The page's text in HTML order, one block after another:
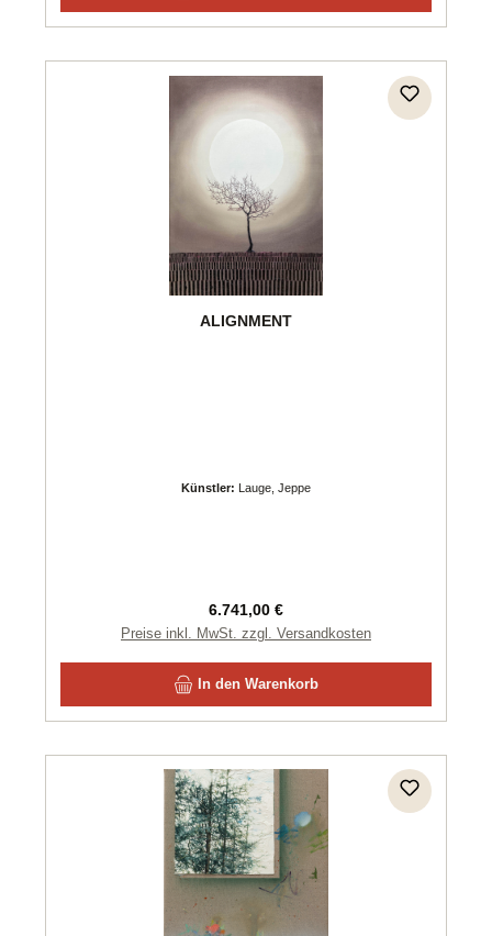
ALIGNMENT
Künstler: Lauge, Jeppe
Regulärer Preis:
6.741,00 €
Preise inkl. MwSt. zzgl. Versandkosten
In den Warenkorb